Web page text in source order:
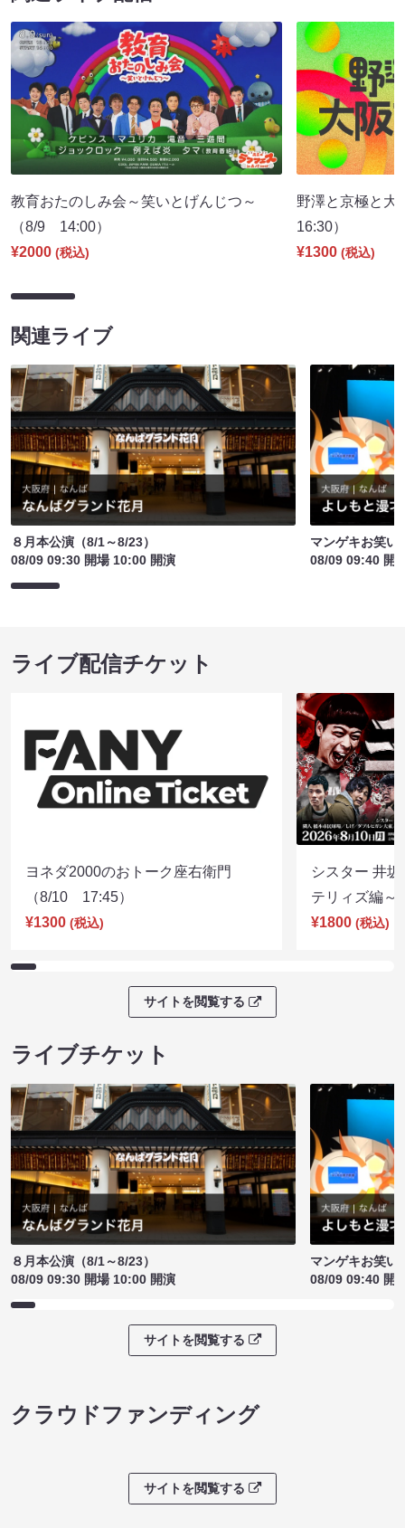
教育おたのしみ会～笑いとげんじつ～
（8/9 14:00）
¥2000 (税込)
野澤と京極と
16:30）
¥1300 (税込)
関連ライブ
８月本公演（8/1～8/23）
08/09 09:30 開場 10:00 開演
マンゲキお笑い
08/09 09:40 開
ライブ配信チケット
ヨネダ2000のおトーク座右衛門
（8/10 17:45）
¥1300 (税込)
シスター 井
テリィズ編
¥1800 (税込)
サイトを閲覧する
ライブチケット
８月本公演（8/1～8/23）
08/09 09:30 開場 10:00 開演
マンゲキお笑い
08/09 09:40 開
サイトを閲覧する
クラウドファンディング
サイトを閲覧する